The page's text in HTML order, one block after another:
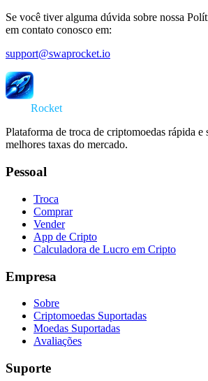
Se você tiver alguma dúvida sobre nossa
em contato conosco em:
support@swaprocket.io
Rocket
Plataforma de troca de criptomoedas rápida e
melhores taxas do mercado.
Pessoal
Troca
Comprar
Vender
App de Cripto
Calculadora de Lucro em Cripto
Empresa
Sobre
Criptomoedas Suportadas
Moedas Suportadas
Avaliações
Suporte